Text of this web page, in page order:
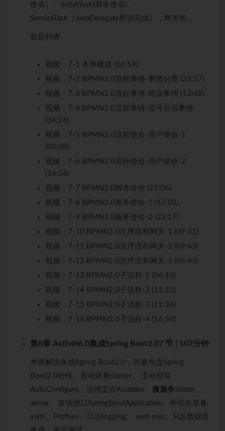
使命）、ScriptTask(脚本使命)、
ServiceTask（JavaDelegate界说完成），网关包…
收起列表
视频：
7-1 本章概述 (06:54)
视频：
7-2 BPMN2.0流程事情-事情分类 (22:27)
视频：
7-3 BPMN2.0流程事情-错误事情 (13:48)
视频：
7-4 BPMN2.0流程事情-信号音讯事情
(04:26)
视频：
7-5 BPMN2.0流程使命-用户使命-1
(08:08)
视频：
7-6 BPMN2.0流程使命-用户使命-2
(16:56)
视频：
7-7 BPMN2.0脚本使命 (22:06)
视频：
7-8 BPMN2.0服务使命-1 (17:02)
视频：
7-9 BPMN2.0服务使命-2 (22:17)
视频：
7-10 BPMN2.0次序流和网关-1 (09:31)
视频：
7-11 BPMN2.0次序流和网关-2 (09:43)
视频：
7-12 BPMN2.0次序流和网关-3 (06:43)
视频：
7-13 BPMN2.0子流程-1 (06:10)
视频：
7-14 BPMN2.0子流程-2 (11:33)
视频：
7-15 BPMN2.0子流程-3 (11:36)
视频：
7-16 BPMN2.0子流程-4 (16:56)
第8章 Activiti6.0集成Spring Boot2.07 节 | 107分钟
本章解说集成Spring Boot2.0，首要包含Spring
Boot2.0特性、发动依赖starter、 主动安装
AutoConfigure、运维监控Acutator、 微服务Stand-
alone、 发动进口SpringBootApplication、外部化装备
yaml、Profiles、日志logging、 web mvc、SQL数据库